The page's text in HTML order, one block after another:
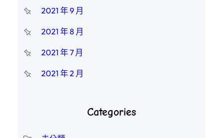
2021 年 9 月
2021 年 8 月
2021 年 7 月
2021 年 2 月
Categories